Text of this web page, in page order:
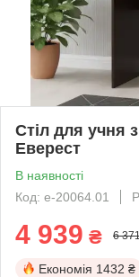
Стіл для учня
Еверест
В наявності
Код: е-20064.01
4 939 ₴ 6
Економія 1432 ₴